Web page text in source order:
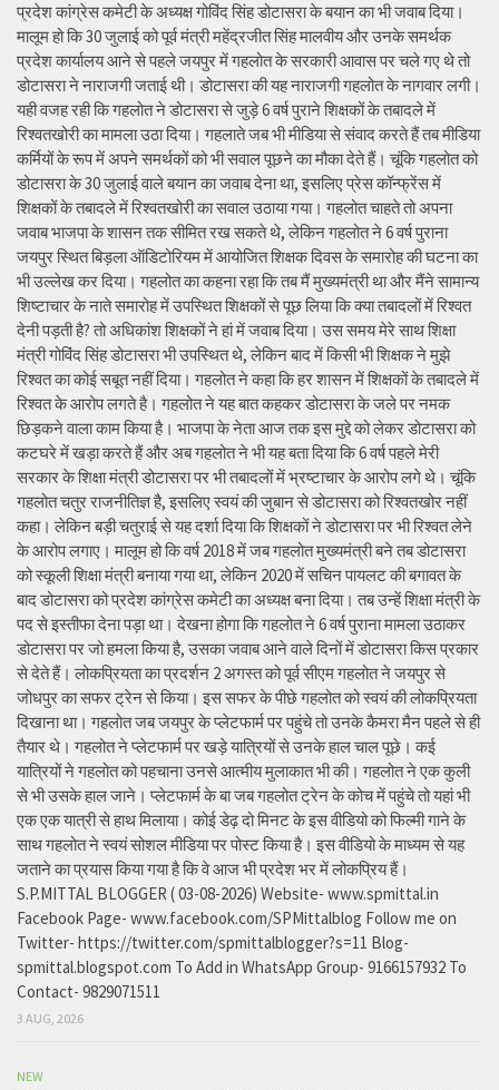
प्रदेश कांग्रेस कमेटी के अध्यक्ष गोविंद सिंह डोटासरा के बयान का भी जवाब दिया।
मालूम हो कि 30 जुलाई को पूर्व मंत्री महेंद्रजीत सिंह मालवीय और उनके समर्थक
प्रदेश कार्यालय आने से पहले जयपुर में गहलोत के सरकारी आवास पर चले गए थे तो
डोटासरा ने नाराजगी जताई थी। डोटासरा की यह नाराजगी गहलोत के नागवार लगी।
यही वजह रही कि गहलोत ने डोटासरा से जुड़े 6 वर्ष पुराने शिक्षकों के तबादले में
रिश्वतखोरी का मामला उठा दिया। गहलाते जब भी मीडिया से संवाद करते हैं तब मीडिया
कर्मियों के रूप में अपने समर्थकों को भी सवाल पूछने का मौका देते हैं। चूंकि गहलोत को
डोटासरा के 30 जुलाई वाले बयान का जवाब देना था, इसलिए प्रेस कॉन्फ्रेंस में
शिक्षकों के तबादले में रिश्वतखोरी का सवाल उठाया गया। गहलोत चाहते तो अपना
जवाब भाजपा के शासन तक सीमित रख सकते थे, लेकिन गहलोत ने 6 वर्ष पुराना
जयपुर स्थित बिड़ला ऑडिटोरियम में आयोजित शिक्षक दिवस के समारोह की घटना का
भी उल्लेख कर दिया। गहलोत का कहना रहा कि तब मैं मुख्यमंत्री था और मैंने सामान्य
शिष्टाचार के नाते समारोह में उपस्थित शिक्षकों से पूछ लिया कि क्या तबादलों में रिश्वत
देनी पड़ती है? तो अधिकांश शिक्षकों ने हां में जवाब दिया। उस समय मेरे साथ शिक्षा
मंत्री गोविंद सिंह डोटासरा भी उपस्थित थे, लेकिन बाद में किसी भी शिक्षक ने मुझे
रिश्वत का कोई सबूत नहीं दिया। गहलोत ने कहा कि हर शासन में शिक्षकों के तबादले में
रिश्वत के आरोप लगते है। गहलोत ने यह बात कहकर डोटासरा के जले पर नमक
छिड़कने वाला काम किया है। भाजपा के नेता आज तक इस मुद्दे को लेकर डोटासरा को
कटघरे में खड़ा करते हैं और अब गहलोत ने भी यह बता दिया कि 6 वर्ष पहले मेरी
सरकार के शिक्षा मंत्री डोटासरा पर भी तबादलों में भ्रष्टाचार के आरोप लगे थे। चूंकि
गहलोत चतुर राजनीतिज्ञ है, इसलिए स्वयं की जुबान से डोटासरा को रिश्वतखोर नहीं
कहा। लेकिन बड़ी चतुराई से यह दर्शा दिया कि शिक्षकों ने डोटासरा पर भी रिश्वत लेने
के आरोप लगाए। मालूम हो कि वर्ष 2018 में जब गहलोत मुख्यमंत्री बने तब डोटासरा
को स्कूली शिक्षा मंत्री बनाया गया था, लेकिन 2020 में सचिन पायलट की बगावत के
बाद डोटासरा को प्रदेश कांग्रेस कमेटी का अध्यक्ष बना दिया। तब उन्हें शिक्षा मंत्री के
पद से इस्तीफा देना पड़ा था। देखना होगा कि गहलोत ने 6 वर्ष पुराना मामला उठाकर
डोटासरा पर जो हमला किया है, उसका जवाब आने वाले दिनों में डोटासरा किस प्रकार
से देते हैं। लोकप्रियता का प्रदर्शन 2 अगस्त को पूर्व सीएम गहलोत ने जयपुर से
जोधपुर का सफर ट्रेन से किया। इस सफर के पीछे गहलोत को स्वयं की लोकप्रियता
दिखाना था। गहलोत जब जयपुर के प्लेटफार्म पर पहुंचे तो उनके कैमरा मैन पहले से ही
तैयार थे। गहलोत ने प्लेटफार्म पर खड़े यात्रियों से उनके हाल चाल पूछे। कई
यात्रियों ने गहलोत को पहचाना उनसे आत्मीय मुलाकात भी की। गहलोत ने एक कुली
से भी उसके हाल जाने। प्लेटफार्म के बा जब गहलोत ट्रेन के कोच में पहुंचे तो यहां भी
एक एक यात्री से हाथ मिलाया। कोई डेढ़ दो मिनट के इस वीडियो को फिल्मी गाने के
साथ गहलोत ने स्वयं सोशल मीडिया पर पोस्ट किया है। इस वीडियो के माध्यम से यह
जताने का प्रयास किया गया है कि वे आज भी प्रदेश भर में लोकप्रिय हैं।
S.P.MITTAL BLOGGER ( 03-08-2026) Website- www.spmittal.in
Facebook Page- www.facebook.com/SPMittalblog Follow me on
Twitter- https://twitter.com/spmittalblogger?s=11 Blog-
spmittal.blogspot.com To Add in WhatsApp Group- 9166157932 To
Contact- 9829071511
3 AUG, 2026
NEW